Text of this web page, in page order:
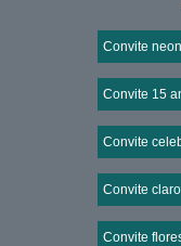
Convite neon
Convite 15
Convite
Convite claro
Convite